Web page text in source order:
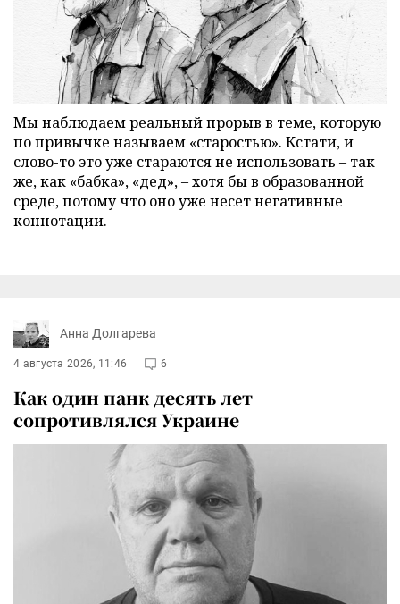
Мы наблюдаем реальный прорыв в теме, которую
по привычке называем «старостью». Кстати, и
слово-то это уже стараются не использовать – так
же, как «бабка», «дед», – хотя бы в образованной
среде, потому что оно уже несет негативные
коннотации.
Анна Долгарева
4 августа 2026, 11:46 6
Как один панк десять лет
сопротивлялся Украине